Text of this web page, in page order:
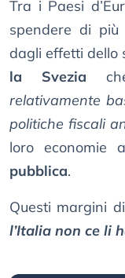
Tra i Paesi
spendere di
dagli effetti dello
la Svezia
relativamente
politiche fiscali
loro economie
pubblica.
Questi margini
l’Italia non ce li